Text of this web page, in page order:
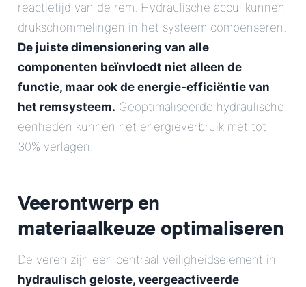
reactietijd van de rem. Hydraulische accul kunnen
drukschommelingen in het systeem compenseren.
De juiste dimensionering van alle
componenten beïnvloedt niet alleen de
functie, maar ook de energie-efficiëntie van
het remsysteem. Geoptimaliseerde hydraulische
eenheden kunnen het energieverbruik met tot
30% verlagen.
Veerontwerp en
materiaalkeuze optimaliseren
De veren zijn een centraal veiligheidselement in
hydraulisch geloste, veergeactiveerde